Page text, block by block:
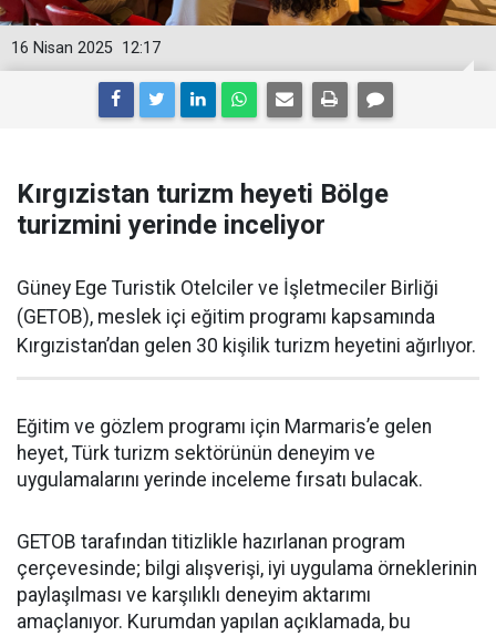
12:17
16 Nisan 2025
Kırgızistan turizm heyeti Bölge
turizmini yerinde inceliyor
Güney Ege Turistik Otelciler ve İşletmeciler Birliği
(GETOB), meslek içi eğitim programı kapsamında
Kırgızistan’dan gelen 30 kişilik turizm heyetini ağırlıyor.
Eğitim ve gözlem programı için Marmaris’e gelen
heyet, Türk turizm sektörünün deneyim ve
uygulamalarını yerinde inceleme fırsatı bulacak.
GETOB tarafından titizlikle hazırlanan program
çerçevesinde; bilgi alışverişi, iyi uygulama örneklerinin
paylaşılması ve karşılıklı deneyim aktarımı
amaçlanıyor. Kurumdan yapılan açıklamada, bu